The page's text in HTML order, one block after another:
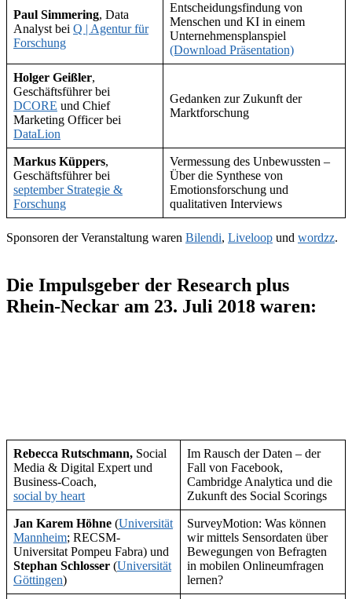
Paul Simmering, Data
Analyst bei Q | Agentur für
Forschung
Entscheidungsfindung von
Menschen und KI in einem
Unternehmensplanspiel
(Download Präsentation)
Holger Geißler,
Geschäftsführer bei
DCORE und Chief
Marketing Officer bei
DataLion
Gedanken zur Zukunft der
Marktforschung
Markus Küppers,
Geschäftsführer bei
september Strategie &
Forschung
Vermessung des Unbewussten –
Über die Synthese von
Emotionsforschung und
qualitativen Interviews
Sponsoren der Veranstaltung waren Bilendi, Liveloop und wordzz.
Die Impulsgeber der Research plus
Rhein-Neckar am 23. Juli 2018 waren:
Rebecca Rutschmann, Social
Media & Digital Expert und
Business-Coach,
social by heart
Im Rausch der Daten – der
Fall von Facebook,
Cambridge Analytica und die
Zukunft des Social Scorings
Jan Karem Höhne (Universität
Mannheim; RECSM-
Universitat Pompeu Fabra) und
Stephan Schlosser (Universität
Göttingen)
SurveyMotion: Was können
wir mittels Sensordaten über
Bewegungen von Befragten
in mobilen Onlineumfragen
lernen?